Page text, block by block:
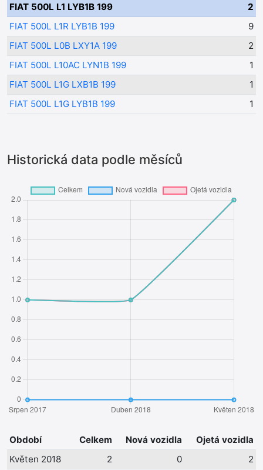
FIAT 500L L1 LYB1B 199
2
FIAT 500L L1R LYB1B 199
9
FIAT 500L L0B LXY1A 199
2
FIAT 500L L10AC LYN1B 199
1
FIAT 500L L1G LXB1B 199
1
FIAT 500L L1G LYB1B 199
1
Historická data podle měsíců
Období Celkem Nová vozidla
Ojetá vozidla
Květen 2018
2 0
2